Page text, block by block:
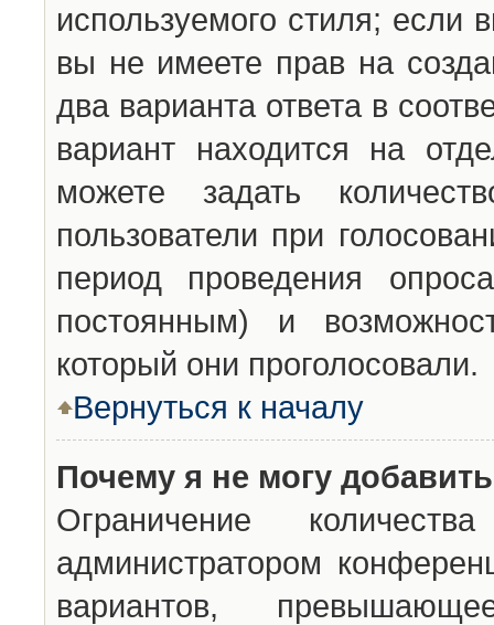
используемого стиля; если
вы не имеете прав на
два варианта ответа в
вариант находится на
можете задать
пользователи при
период проведения
постоянным) и
который они проголосовали.
Вернуться к началу
Почему я не могу
Ограничение
администратором
вариантов,